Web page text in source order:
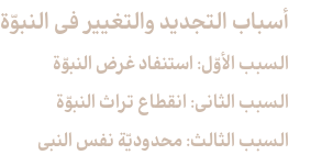
أسباب التجديد والتغيير في النبوّة
السبب الأوّل: استنفاد غرض النبوّة
السبب الثاني: انقطاع تراث النبوّة
السبب الثالث: محدوديّة نفس النبي